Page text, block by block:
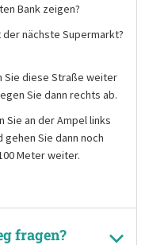
Bank zeigen?
der nächste Supermarkt?
Sie diese Straße weiter
Sie dann rechts ab.
Sie an der Ampel links
gehen Sie dann noch
Meter weiter.
fragen?